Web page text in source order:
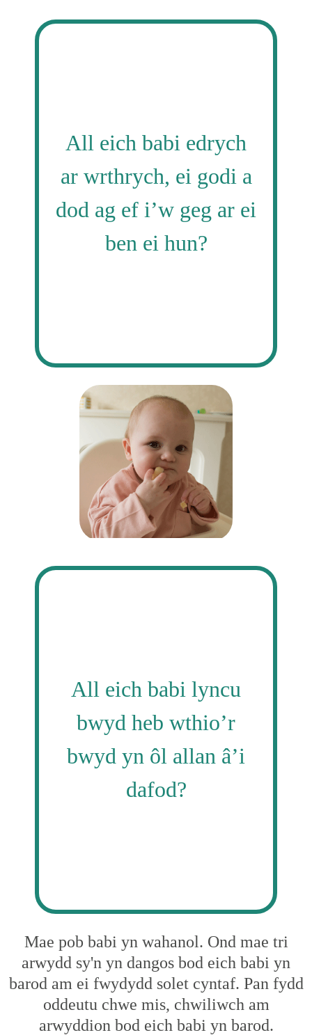
All eich babi edrych
ar wrthrych, ei godi a
dod ag ef i’w geg ar ei
ben ei hun?
All eich babi lyncu
bwyd heb wthio’r
bwyd yn ôl allan â’i
dafod?
Mae pob babi yn wahanol. Ond mae tri
arwydd sy'n yn dangos bod eich babi yn
barod am ei fwydydd solet cyntaf. Pan fydd
oddeutu chwe mis, chwiliwch am
arwyddion bod eich babi yn barod.